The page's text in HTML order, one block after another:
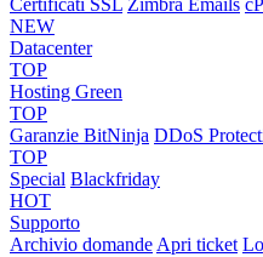
Certificati SSL Zimbra Emails
NEW
Datacenter
TOP
Hosting Green
TOP
Garanzie BitNinja DDoS
TOP
Special Blackfriday
HOT
Supporto
Archivio domandeApri ticket